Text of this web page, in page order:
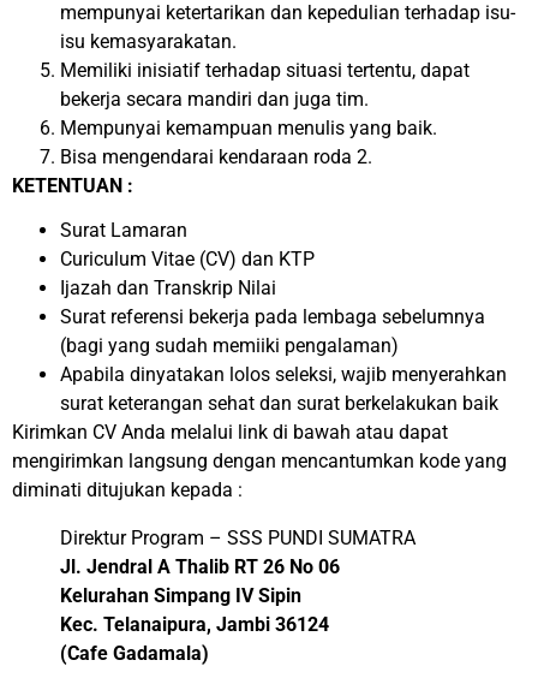
mempunyai ketertarikan dan kepedulian terhadap isu-
isu kemasyarakatan.
Memiliki inisiatif terhadap situasi tertentu, dapat
bekerja secara mandiri dan juga tim.
Mempunyai kemampuan menulis yang baik.
Bisa mengendarai kendaraan roda 2.
KETENTUAN :
Surat Lamaran
Curiculum Vitae (CV) dan KTP
Ijazah dan Transkrip Nilai
Surat referensi bekerja pada lembaga sebelumnya
(bagi yang sudah memiiki pengalaman)
Apabila dinyatakan lolos seleksi, wajib menyerahkan
surat keterangan sehat dan surat berkelakukan baik
Kirimkan CV Anda melalui link di bawah atau dapat
mengirimkan langsung dengan mencantumkan kode yang
diminati ditujukan kepada :
Direktur Program – SSS PUNDI SUMATRA
Jl. Jendral A Thalib RT 26 No 06
Kelurahan Simpang IV Sipin
Kec. Telanaipura, Jambi 36124
(Cafe Gadamala)